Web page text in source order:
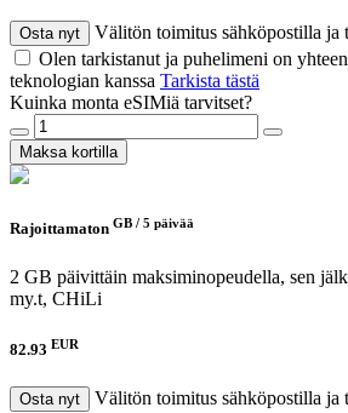
Osta nyt
Välitön toimitus sähköpostilla ja
Olen tarkistanut ja puhelimeni on
teknologian kanssa Tarkista tästä
Kuinka monta eSIMiä tarvitset?
Maksa kortilla
Rajoittamaton GB / 5 päivää
2 GB päivittäin maksiminopeudella, sen
my.t, CHiLi
82.93 EUR
Osta nyt
Välitön toimitus sähköpostilla ja